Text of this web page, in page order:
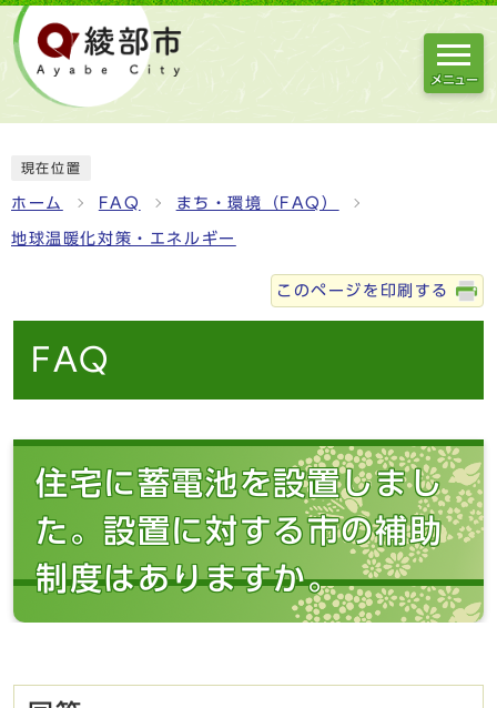
メニュー
現在位置
ホーム FAQ まち・環境（FAQ）
地球温暖化対策・エネルギー
このページを印刷する
FAQ
住宅に蓄電池を設置しまし
た。設置に対する市の補助
制度はありますか。